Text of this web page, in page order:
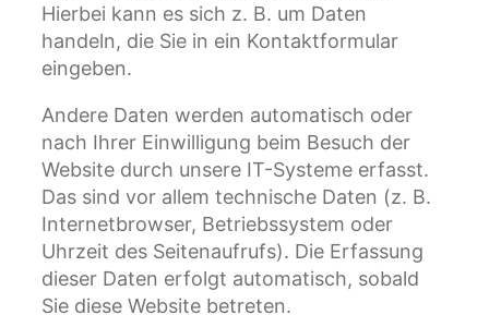
Hierbei kann es sich z. B. um Daten
handeln, die Sie in ein Kontaktformular
eingeben.
Andere Daten werden automatisch oder
nach Ihrer Einwilligung beim Besuch der
Website durch unsere IT-Systeme erfasst.
Das sind vor allem technische Daten (z. B.
Internetbrowser, Betriebssystem oder
Uhrzeit des Seitenaufrufs). Die Erfassung
dieser Daten erfolgt automatisch, sobald
Sie diese Website betreten.